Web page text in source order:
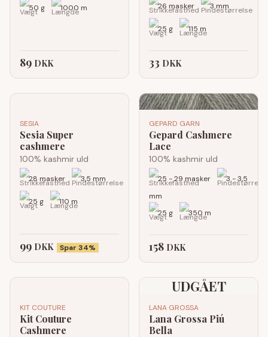
50 g 1000 m
89 DKK
26 masker 3 mm
25 g 115 m
33 DKK
SESIA
Sesia Super
cashmere
100% kashmir uld
28 masker 3,5 mm
25 g 110 m
99 DKK Spar 34%
GEPARD GARN
Gepard Cashmere
Lace
100% kashmir uld
25 - 29 masker
3 - 3,5
mm
25 g
350 m
158 DKK
KIT COUTURE
Kit Couture
Cashmere
UDGÅET
LANA GROSSA
Lana Grossa Piú
Bella